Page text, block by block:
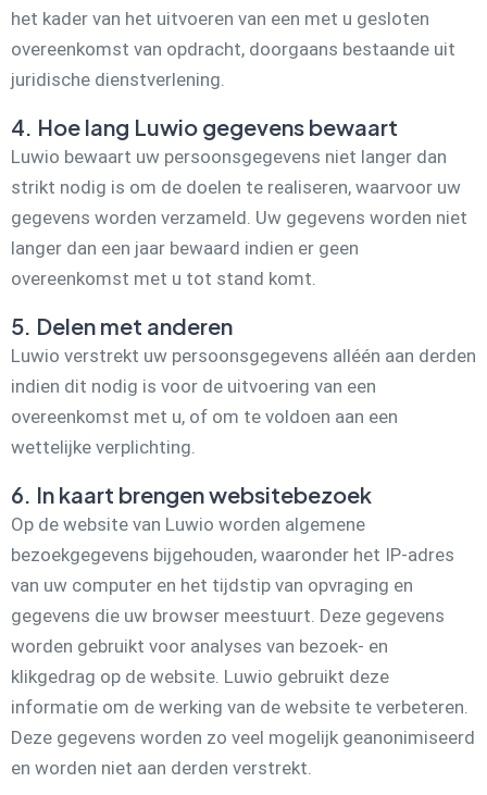
het kader van het uitvoeren van een met u gesloten
overeenkomst van opdracht, doorgaans bestaande uit
juridische dienstverlening.
4. Hoe lang Luwio gegevens bewaart
Luwio bewaart uw persoonsgegevens niet langer dan
strikt nodig is om de doelen te realiseren, waarvoor uw
gegevens worden verzameld. Uw gegevens worden niet
langer dan een jaar bewaard indien er geen
overeenkomst met u tot stand komt.
5. Delen met anderen
Luwio verstrekt uw persoonsgegevens alléén aan derden
indien dit nodig is voor de uitvoering van een
overeenkomst met u, of om te voldoen aan een
wettelijke verplichting.
6. In kaart brengen websitebezoek
Op de website van Luwio worden algemene
bezoekgegevens bijgehouden, waaronder het IP-adres
van uw computer en het tijdstip van opvraging en
gegevens die uw browser meestuurt. Deze gegevens
worden gebruikt voor analyses van bezoek- en
klikgedrag op de website. Luwio gebruikt deze
informatie om de werking van de website te verbeteren.
Deze gegevens worden zo veel mogelijk geanonimiseerd
en worden niet aan derden verstrekt.